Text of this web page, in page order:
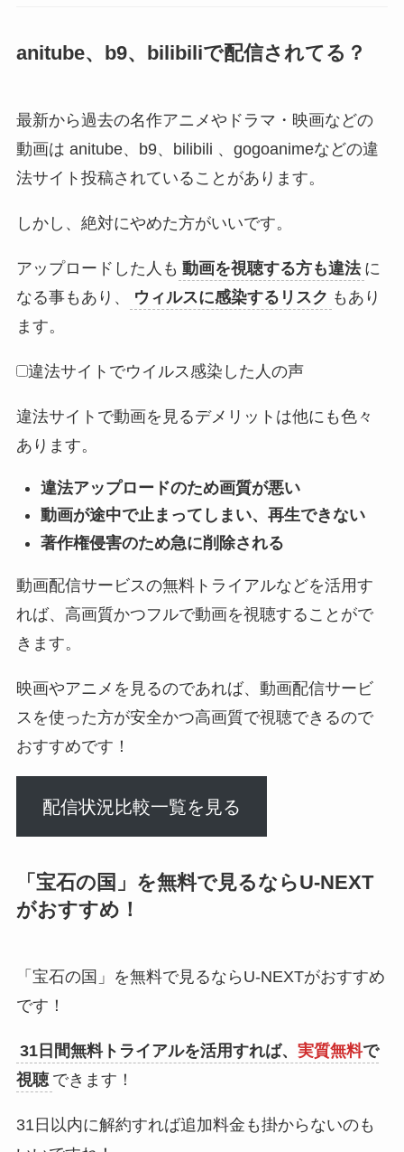
anitube、b9、bilibiliで配信されてる？
最新から過去の名作アニメやドラマ・映画などの
動画は anitube、b9、bilibili 、gogoanimeなどの違
法サイト投稿されていることがあります。
しかし、絶対にやめた方がいいです。
アップロードした人も 動画を視聴する方も違法 に
なる事もあり、
ウィルスに感染するリスク もあり
ます。
違法サイトでウイルス感染した人の声
違法サイトで動画を見るデメリットは他にも色々
あります。
違法アップロードのため画質が悪い
動画が途中で止まってしまい、再生できない
著作権侵害のため急に削除される
動画配信サービスの無料トライアルなどを活用す
れば、高画質かつフルで動画を視聴することがで
きます。
映画やアニメを見るのであれば、動画配信サービ
スを使った方が安全かつ高画質で視聴できるので
おすすめです！
配信状況比較一覧を見る
「宝石の国」を無料で見るならU-NEXT
がおすすめ！
「宝石の国」を無料で見るならU-NEXTがおすすめ
です！
31日間無料トライアルを活用すれば、 実質無料で
視聴 できます！
31日以内に解約すれば追加料金も掛からないのも